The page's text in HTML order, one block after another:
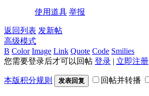
使用道具 举报
返回列表 发新帖
高级模式
B Color Image Link Quote Code Smilies
您需要登录后才可以回帖 登录 | 立即注册
本版积分规则 发表回复 回帖并转播